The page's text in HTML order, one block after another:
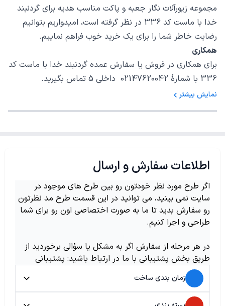
مجموعه زیورآلات نگار جعبه و پاکت مناسب هدیه برای گردنبند
خدا با ماست کد 336 در نظر گرفته است، امیدواریم بتوانیم
رضایت خاطر شما را برای یک خرید خوب فراهم نماییم.
همکاری
برای همکاری در فروش یا سفارش عمده گردنبند خدا با ماست کد
336 با شمارهٔ 02147620042 داخلی 5 تماس بگیرید.
نمایش بیشتر
اطلاعات سفارش و ارسال
اگر طرح مورد نظر خودتون رو بین طرح های موجود در
سایت نمی بینید، می توانید در این قسمت طرح مد نظرتون
رو سفارش بدید تا ما به صورت اختصاصی اون رو برای شما
طراحی و اجرا کنیم.
در هر مرحله از سفارش اگر به مشکل یا سؤالی برخوردید از
طریق بخش پشتیبانی با ما در ارتباط باشید: پشتیبانی
زمان بندی ساخت